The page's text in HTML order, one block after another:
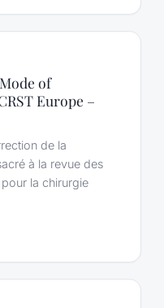
of
Europe –
de la
à la revue des
la chirurgie